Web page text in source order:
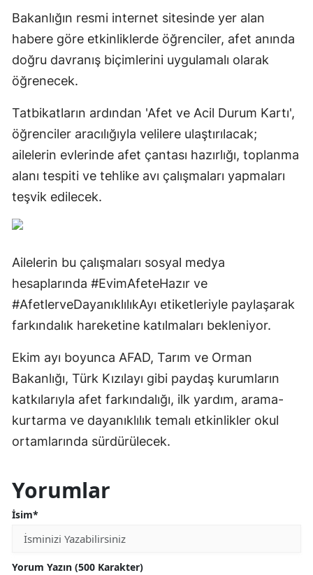
Bakanlığın resmi internet sitesinde yer alan
habere göre etkinliklerde öğrenciler, afet anında
doğru davranış biçimlerini uygulamalı olarak
öğrenecek.
Tatbikatların ardından 'Afet ve Acil Durum Kartı',
öğrenciler aracılığıyla velilere ulaştırılacak;
ailelerin evlerinde afet çantası hazırlığı, toplanma
alanı tespiti ve tehlike avı çalışmaları yapmaları
teşvik edilecek.
Ailelerin bu çalışmaları sosyal medya
hesaplarında #EvimAfeteHazır ve
#AfetlerveDayanıklılıkAyı etiketleriyle paylaşarak
farkındalık hareketine katılmaları bekleniyor.
Ekim ayı boyunca AFAD, Tarım ve Orman
Bakanlığı, Türk Kızılayı gibi paydaş kurumların
katkılarıyla afet farkındalığı, ilk yardım, arama-
kurtarma ve dayanıklılık temalı etkinlikler okul
ortamlarında sürdürülecek.
Yorumlar
İsim*
Yorum Yazın (500 Karakter)